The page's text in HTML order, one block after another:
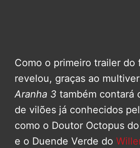
Como o primeiro trailer do
revelou, graças ao
Aranha 3 também contará
de vilões já conhecidos
como o Doutor Octopus do
e o Duende Verde do